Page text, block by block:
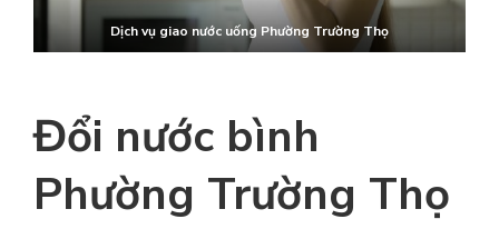
Dịch vụ giao nước uống Phường Trường Thọ
Đổi nước bình
Phường Trường Thọ